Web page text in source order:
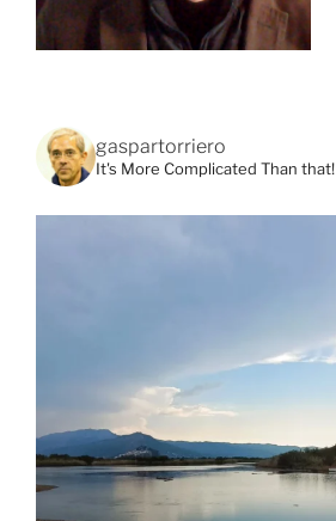
gaspartorriero
It's More Complicated Than that!